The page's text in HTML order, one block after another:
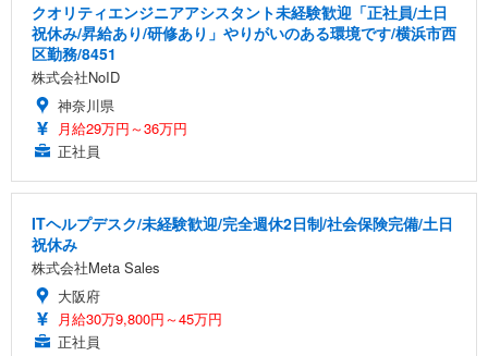
クオリティエンジニアアシスタント未経験歓迎「正社員/土日
祝休み/昇給あり/研修あり」やりがいのある環境です/横浜市西
区勤務/8451
株式会社NoID
神奈川県
月給29万円～36万円
正社員
ITヘルプデスク/未経験歓迎/完全週休2日制/社会保険完備/土日
祝休み
株式会社Meta Sales
大阪府
月給30万9,800円～45万円
正社員